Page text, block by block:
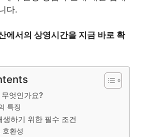
다.
에서의 상영시간을 지금 바로 확
엇인가요?
특징
하기 위한 필수 조건
호환성